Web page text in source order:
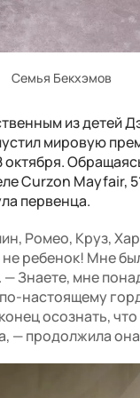
Семья Бекхэмов
из детей
мировую
Curzon Mayfair,
первенца.
Ромео, Круз,
ребенок! Мне
Знаете, мне
настоящему
осознать, что
— продолжила